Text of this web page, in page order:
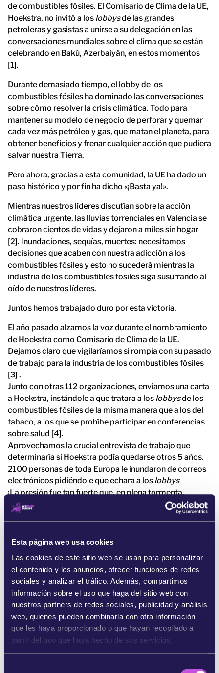
Esta página web usa cookies
Las cookies de este sitio web se usan para personalizar
el contenido y los anuncios, ofrecer funciones de redes
sociales y analizar el tráfico. Además, compartimos
información sobre el uso que haga del sitio web con
nuestros partners de redes sociales, publicidad y análisis
web, quienes pueden combinarla con otra información
que les haya proporcionado o que hayan recopilado a
partir del uso que haya hecho de sus servicios.
de combustibles fósiles. El Comisario de Clima de la UE,
Hoekstra, no invitó a los lobbysde las grandes
petroleras y gasistas a unirse a su delegación en las
conversaciones mundiales sobre el clima que se están
celebrando en Bakú, Azerbaiyán, en estos momentos
[1].
Durante demasiado tiempo, el lobby de los
combustibles fósiles ha dominado las conversaciones
sobre cómo resolver la crisis climática. Todo para
mantener su modelo de negocio de perforar y quemar
cada vez más petróleo y gas, que matan el planeta, para
obtener beneficios y frenar cualquier acción que pudiera
salvar nuestra Tierra.
Pero ahora, gracias a esta comunidad, la UE ha dado un
paso histórico y por fin ha dicho «¡Basta ya!».
Mientras nuestros líderes discutían sobre la acción
climática urgente, las lluvias torrenciales en Valencia se
cobraron cientos de vidas y dejaron a miles sin hogar
[2]. Inundaciones, sequías, muertes: necesitamos
decisiones que acaben con nuestra adicción a los
combustibles fósiles y esto no sucederá mientras la
industria de los combustibles fósiles siga susurrando al
oído de nuestros líderes.
Juntos hemos trabajado duro por esta victoria.
El año pasado alzamos la voz durante el nombramiento
de Hoekstra como Comisario de Clima de la UE.
Dejamos claro que vigilaríamos si rompía con su pasado
de trabajo para la industria de los combustibles fósiles
[3] .
Junto con otras 112 organizaciones, enviamos una carta
a Hoekstra, instándole a que tratara a los lobbysde los
combustibles fósiles de la misma manera que a los del
tabaco, a los que se prohíbe participar en conferencias
sobre salud [4].
Aprovechamos la crucial entrevista de trabajo que
determinaría si Hoekstra podía quedarse otros 5 años.
2100 personas de toda Europa le inundaron de correos
electrónicos pidiéndole que echara a los lobbys
¡La presión fue tan fuerte que, en plena tormenta,
Hoekstra incluso vio una historia de Instagram dirigida a
él desde la cuenta de Movemos Europa!
¿El resultado? No sólo nos escuchó y no llevó a los
lobbysde los combustibles fósiles a las negociaciones
sobre el clima. También le presionamos lo suficiente
para que, durante su entrevista de trabajo, apoyara
públicamente normas más estrictas contra los
conflictos de intereses con loslobbysde los
combustibles fósiles en todas las decisiones de la UE
sobre el clima [5].